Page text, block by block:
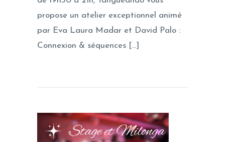
propose un atelier exceptionnel animé
par Eva Laura Madar et David Palo :
Connexion & séquences […]